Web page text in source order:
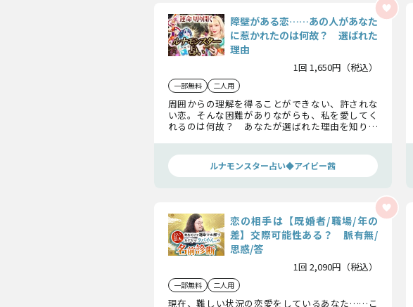
障壁がある恋……あの人があなた
に惹かれたのは何故？ 選ばれた
理由
1回 1,650円（税込）
一部無料 二人用
周囲からの理解を得ることができない、許されな
い恋。そんな困難がありながらも、私を愛してく
れるのは何故？ あなたが選ばれた理由を知りま
ルナモンスター占い◆アイビー茜
恋の相手は【既婚者/職場/年の
差】交際可能性ある？ 脈有無/
思惑/答
1回 2,090円（税込）
一部無料 二人用
現在、難しい状況の恋愛をしているあなた……こ